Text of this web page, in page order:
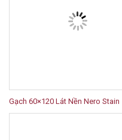
Gạch 60×120 Lát Nền Nero Stain